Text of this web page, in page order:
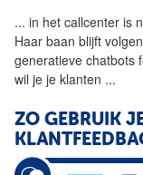
... in het callcenter is
Haar baan blijft
generatieve chatbots
wil je je klanten ...
ZO GEBRUIK